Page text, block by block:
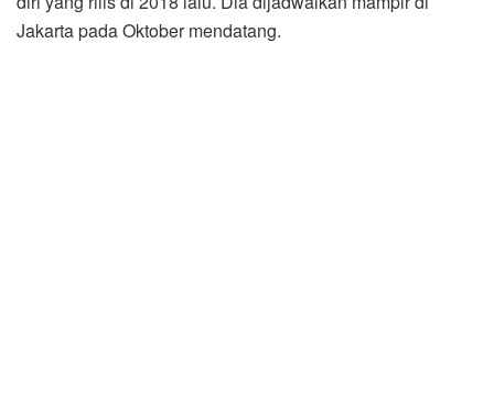
Jakarta pada Oktober mendatang.